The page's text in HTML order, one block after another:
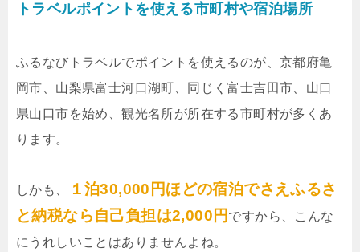
トラベルポイントを使える市町村や宿泊場所
ふるなびトラベルでポイントを使えるのが、京都府亀
岡市、山梨県富士河口湖町、同じく富士吉田市、山口
県山口市を始め、観光名所が所在する市町村が多くあ
ります。
しかも、
１泊30,000円ほどの宿泊でさえふるさ
と納税なら自己負担は2,000円 ですから、こんな
にうれしいことはありませんよね。